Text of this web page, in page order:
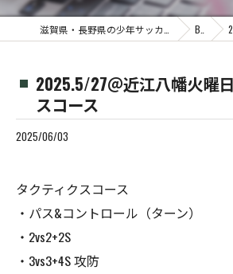
Blog
2025.5/27＠近江八幡火曜
スコース
2025/06/03
タクティクスコース
・パス&コントロール（ターン）
・2vs2+2S
・3vs3+4S 攻防